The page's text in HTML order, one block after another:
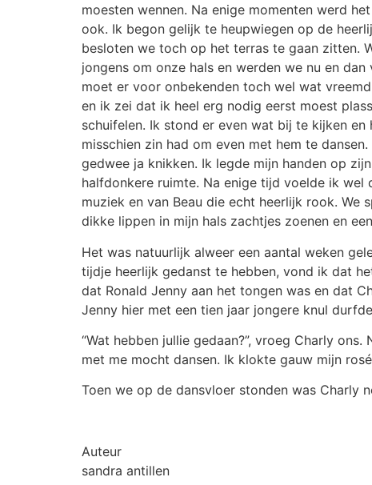
moesten wennen. Na enige momenten werd
ook. Ik begon gelijk te heupwiegen op de
besloten we toch op het terras te gaan zitten.
jongens om onze hals en werden we nu en
moet er voor onbekenden toch wel wat
en ik zei dat ik heel erg nodig eerst moest
schuifelen. Ik stond er even wat bij te kijken
misschien zin had om even met hem te
gedwee ja knikken. Ik legde mijn handen op
halfdonkere ruimte. Na enige tijd voelde ik
muziek en van Beau die echt heerlijk rook. We
dikke lippen in mijn hals zachtjes zoenen en
Het was natuurlijk alweer een aantal weken
tijdje heerlijk gedanst te hebben, vond ik dat
dat Ronald Jenny aan het tongen was en dat
Jenny hier met een tien jaar jongere knul
“Wat hebben jullie gedaan?”, vroeg Charly
met me mocht dansen. Ik klokte gauw mijn
Toen we op de dansvloer stonden was Charly
Auteur
sandra antillen